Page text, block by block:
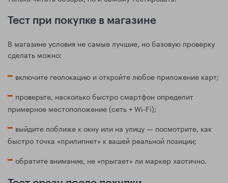
Тест при покупке в магазине
В магазине условия не самые лучшие, но базовую проверку
сделать можно:
включите геолокацию и откройте любое приложение карт;
проверьте, насколько быстро смартфон определит
примерное местоположение (сеть + Wi‑Fi);
выйдите поближе к окну или на улицу — посмотрите, как
быстро точка «прилипнет» к вашей реальной позиции;
обратите внимание, не «прыгает» ли маркер хаотично.